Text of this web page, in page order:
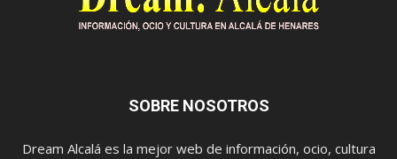
SOBRE NOSOTROS
Dream Alcalá es la mejor web de información, ocio, cultura